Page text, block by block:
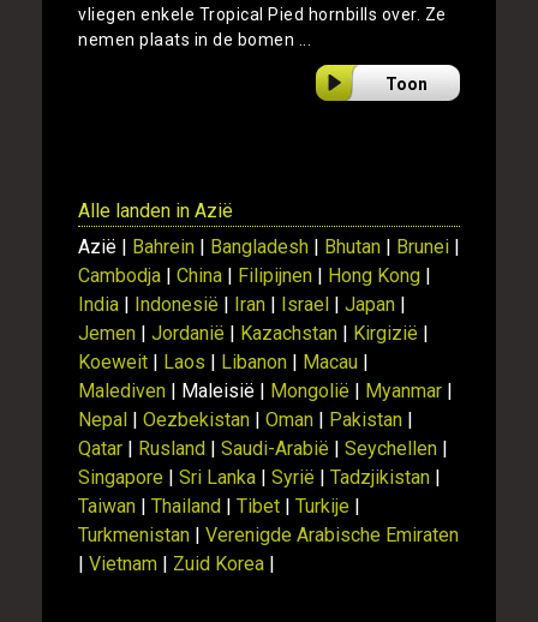
vliegen enkele Tropical Pied hornbills over. Ze
nemen plaats in de bomen ...
Toon
Alle landen in Azië
Azië | Bahrein | Bangladesh | Bhutan | Brunei |
Cambodja | China | Filipijnen | Hong Kong |
India | Indonesië | Iran | Israel | Japan |
Jemen | Jordanië | Kazachstan | Kirgizië |
Koeweit | Laos | Libanon | Macau |
Malediven | Maleisië | Mongolië | Myanmar |
Nepal | Oezbekistan | Oman | Pakistan |
Qatar | Rusland | Saudi-Arabië | Seychellen |
Singapore | Sri Lanka | Syrië | Tadzjikistan |
Taiwan | Thailand | Tibet | Turkije |
Turkmenistan | Verenigde Arabische Emiraten
| Vietnam | Zuid Korea |